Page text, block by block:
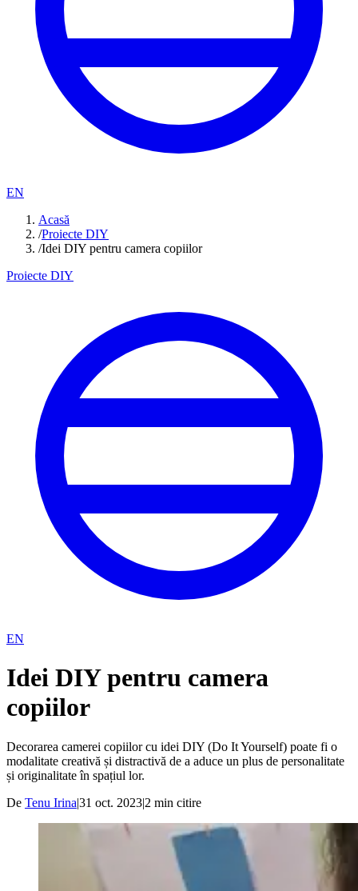
EN
Acasă
/Proiecte DIY
/Idei DIY pentru camera copiilor
Proiecte DIY
EN
Idei DIY pentru camera
copiilor
Decorarea camerei copiilor cu idei DIY (Do It Yourself) poate fi o
modalitate creativă și distractivă de a aduce un plus de personalitate
și originalitate în spațiul lor.
De Tenu Irina|31 oct. 2023|2 min citire